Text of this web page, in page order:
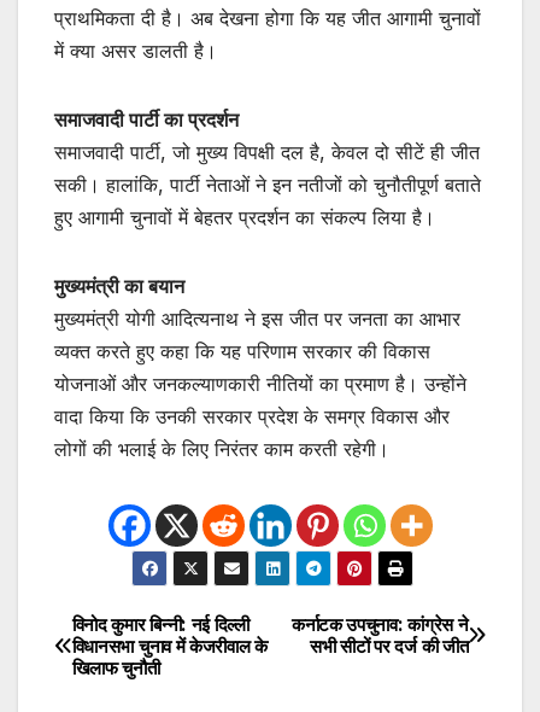
प्राथमिकता दी है। अब देखना होगा कि यह जीत आगामी चुनावों
में क्या असर डालती है।
समाजवादी पार्टी का प्रदर्शन
समाजवादी पार्टी, जो मुख्य विपक्षी दल है, केवल दो सीटें ही जीत
सकी। हालांकि, पार्टी नेताओं ने इन नतीजों को चुनौतीपूर्ण बताते
हुए आगामी चुनावों में बेहतर प्रदर्शन का संकल्प लिया है।
मुख्यमंत्री का बयान
मुख्यमंत्री योगी आदित्यनाथ ने इस जीत पर जनता का आभार
व्यक्त करते हुए कहा कि यह परिणाम सरकार की विकास
योजनाओं और जनकल्याणकारी नीतियों का प्रमाण है। उन्होंने
वादा किया कि उनकी सरकार प्रदेश के समग्र विकास और
लोगों की भलाई के लिए निरंतर काम करती रहेगी।
Post
navigation
कर्नाटक उपचुनाव: कांग्रेस ने
सभी सीटों पर दर्ज की जीत
विनोद कुमार बिन्नी: नई दिल्ली
विधानसभा चुनाव में केजरीवाल के
खिलाफ चुनौती